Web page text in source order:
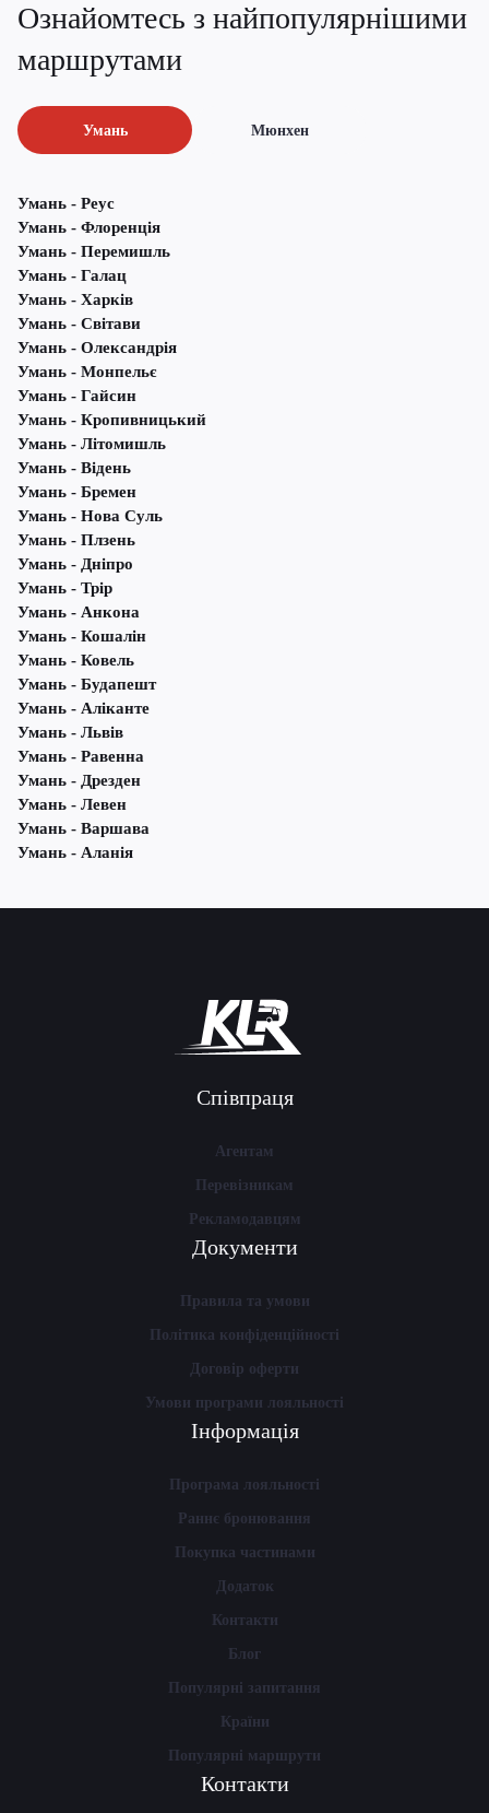
Ознайомтесь з найпопулярнішими
маршрутами
Умань Мюнхен
Умань - Реус
Умань - Флоренція
Умань - Перемишль
Умань - Галац
Умань - Харків
Умань - Світави
Умань - Олександрія
Умань - Монпельє
Умань - Гайсин
Умань - Кропивницький
Умань - Літомишль
Умань - Відень
Умань - Бремен
Умань - Нова Суль
Умань - Плзень
Умань - Дніпро
Умань - Трір
Умань - Анкона
Умань - Кошалін
Умань - Ковель
Умань - Будапешт
Умань - Аліканте
Умань - Львів
Умань - Равенна
Умань - Дрезден
Умань - Левен
Умань - Варшава
Умань - Аланія
Співпраця
Агентам
Перевізникам
Рекламодавцям
Документи
Правила та умови
Політика конфіденційності
Договір оферти
Умови програми лояльності
Інформація
Програма лояльності
Раннє бронювання
Покупка частинами
Додаток
Контакти
Блог
Популярні запитання
Країни
Популярні маршрути
Контакти